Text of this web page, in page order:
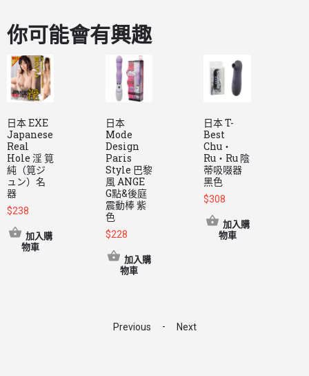
你可能會有興趣
日本 EXE
Japanese
Real
Hole 淫 筧
純（筧ジ
ュン）名
器
$238
加入購
物車
日本
Mode
Design
Paris
Style 巴黎
風 ANGE
G點&後庭
震動棒 紫
色
$228
加入購
物車
日本 T-
Best
Chu・
Ru・Ru 陰
蒂吸啜器
黑色
$308
加入購
物車
Previous - Next